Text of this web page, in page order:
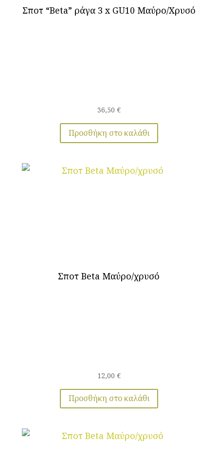
Σποτ “Beta” ράγα 3 x GU10 Μαύρο/Χρυσό
36,50 €
Προσθήκη στο καλάθι
Σποτ Beta Μαύρο/χρυσό
12,00 €
Προσθήκη στο καλάθι